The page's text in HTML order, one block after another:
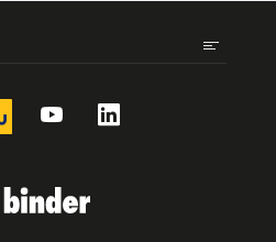
YouTubeLinkedIn